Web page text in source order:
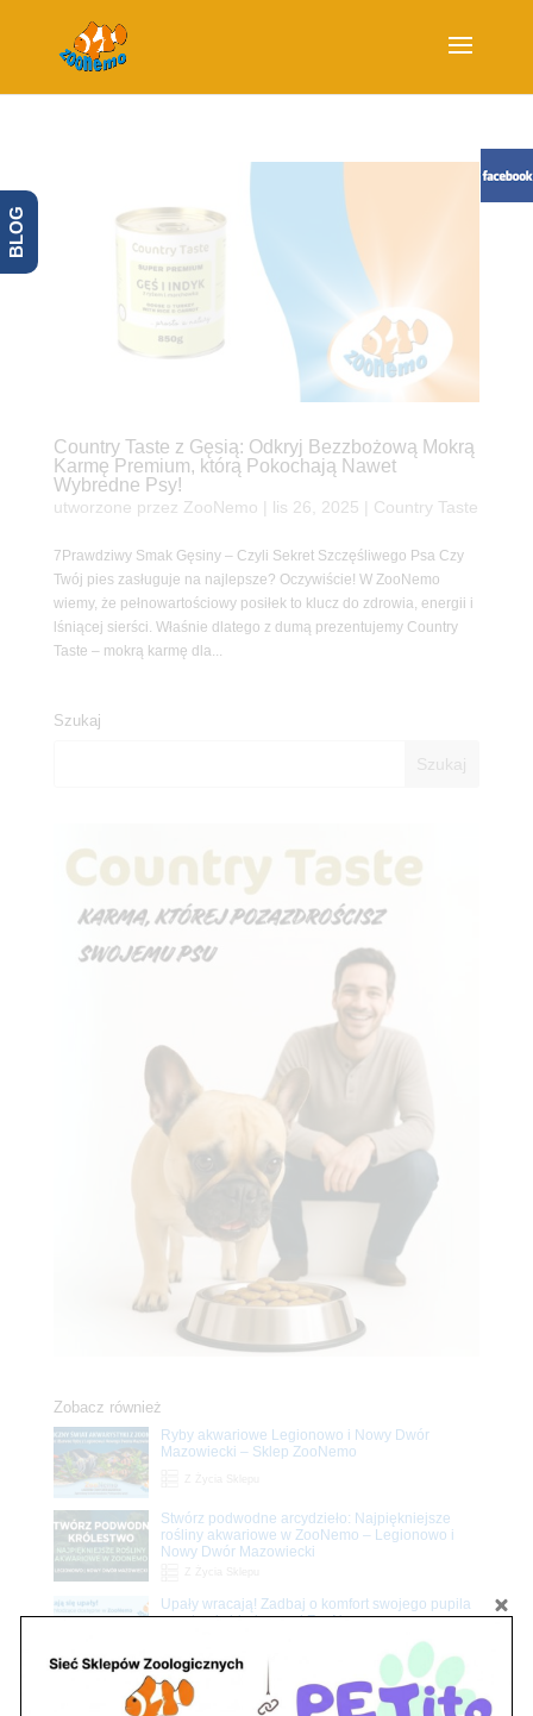
Country Taste z Gęsią: Odkryj Bezzbożową Mokrą
Karmę Premium, którą Pokochają Nawet
Wybredne Psy!
utworzone przez ZooNemo lis 26, 2025 Country Taste
7Prawdziwy Smak Gęsiny – Czyli Sekret Szczęśliwego Psa Czy
Twój pies zasługuje na najlepsze? Oczywiście! W ZooNemo
wiemy, że pełnowartościowy posiłek to klucz do zdrowia, energii i
lśniącej sierści. Właśnie dlatego z dumą prezentujemy Country
Taste – mokrą karmę dla...
Szukaj
Zobacz również
Ryby akwariowe Legionowo i Nowy Dwór
Mazowiecki – Sklep ZooNemo
Stwórz podwodne arcydzieło: Najpiękniejsze
rośliny akwariowe w ZooNemo – Legionowo i
Nowy Dwór Mazowiecki
Upały wracają! Zadbaj o komfort swojego pupila
z matami chłodzącymi ZooNemo
Petito Pet Shop – Internetowy Sklep Zoologiczny
Online! Wszystko Dla Twojego Pupila | ZooNemo
BLOG